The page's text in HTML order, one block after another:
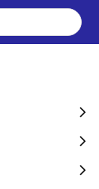
響について（第3
」に
影響